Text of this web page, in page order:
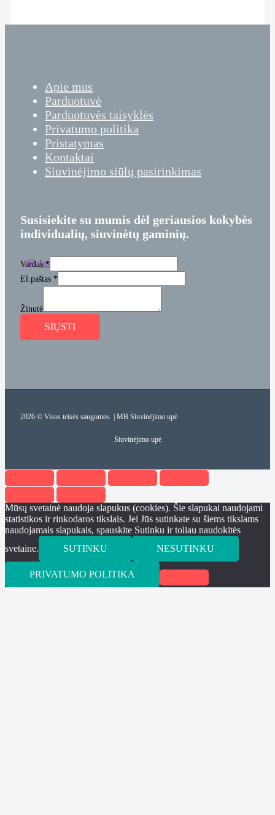
Apie mus
Parduotuvė
Parduotuvės taisyklės
Privatumo politika
Pristatymas
Kontaktai
Siuvinėjimo siūlų pasirinkimas
Susisiekite su mumis dėl geriausios kokybės
individualių, siuvinėtų gaminių.
Instagram
Vardas*
El.paštas *
Žinutė
SIŲSTI
2026 © Visos teisės saugomos | MB Siuvinėjimo upė
Siuvinėjimo upė
Mūsų svetainė naudoja slapukus (cookies). Šie slapukai naudojami
statistikos ir rinkodaros tikslais. Jei Jūs sutinkate su šiems tikslams
naudojamais slapukais, spauskite Sutinku ir toliau naudokitės
svetaine.
SUTINKU NESUTINKU
PRIVATUMO POLITIKA